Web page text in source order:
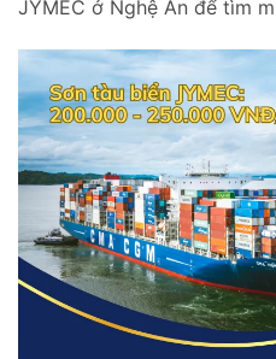
JYMEC ở Nghệ An để tìm